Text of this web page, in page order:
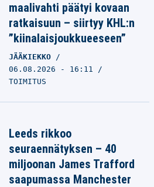
maalivahti päätyi kovaan
ratkaisuun – siirtyy KHL:n
”kiinalaisjoukkueeseen”
JÄÄKIEKKO
06.08.2026 - 16:11
TOIMITUS
Leeds rikkoo
seuraennätyksen – 40
miljoonan James Trafford
saapumassa Manchester